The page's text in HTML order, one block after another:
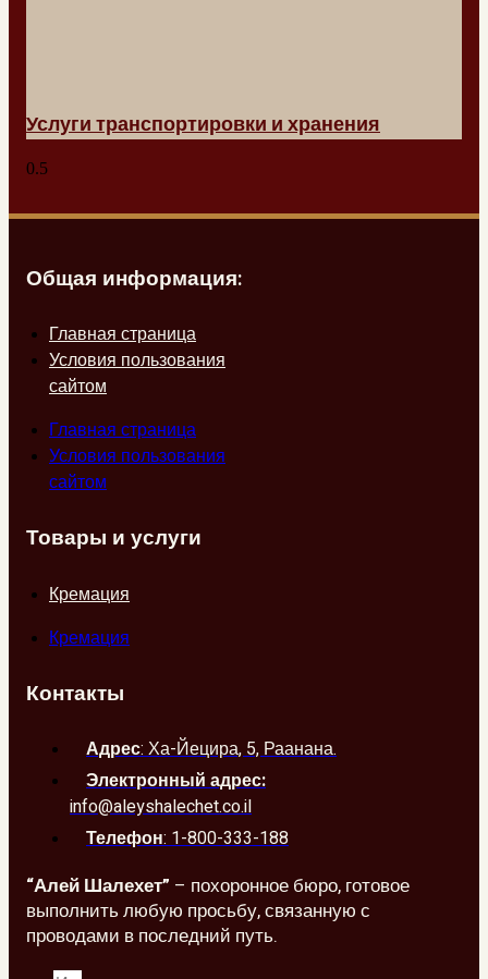
Услуги транспортировки и хранения
Общая информация:
Главная страница
Условия пользования
сайтом
Главная страница
Условия пользования
сайтом
Товары и услуги
Кремация
Кремация
Контакты
Адрес: Ха-Йецира, 5, Раанана.
Электронный адрес:
info@aleyshalechet.co.il
Телефон: 1-800-333-188
“Алей Шалехет” – похоронное бюро, готовое
выполнить любую просьбу, связанную с
проводами в последний путь.